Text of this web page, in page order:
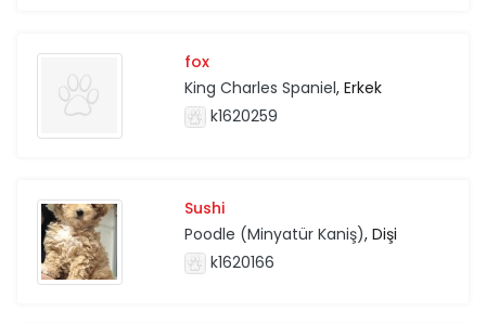
fox
King Charles Spaniel, Erkek
k1620259
Sushi
Poodle (Minyatür Kaniş), Dişi
k1620166